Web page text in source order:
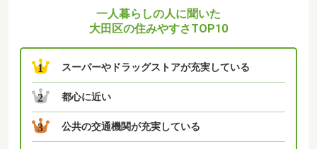
一人暮らしの人に聞いた
大田区の住みやすさTOP10
1 スーパーやドラッグストアが充実している
2 都心に近い
3 公共の交通機関が充実している